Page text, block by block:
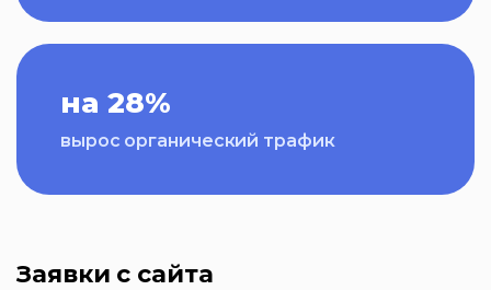
на 28%
вырос органический трафик
Заявки с сайта